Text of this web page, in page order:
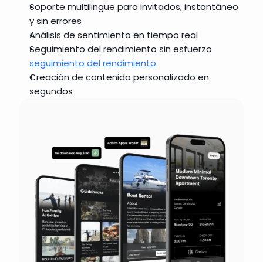
Soporte multilingüe para invitados, instantáneo
y sin errores
Análisis de sentimiento en tiempo real
seguimiento del rendimiento
Creación de contenido personalizado en
segundos